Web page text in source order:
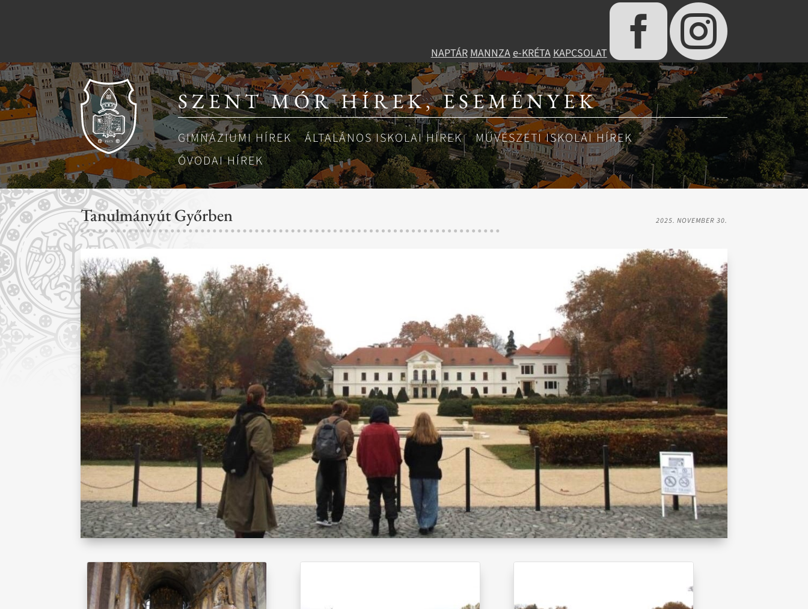
NAPTÁRMANNZAe-KRÉTAKAPCSOLAT
SZENT MÓR HÍREK, ESEMÉNYEK
GIMNÁZIUMI HÍREK ÁLTALÁNOS ISKOLAI HÍREK
MŰVÉSZETI ISKOLAI HÍREK
ÓVODAI HÍREK
Tanulmányút Győrben 2025. NOVEMBER 30.